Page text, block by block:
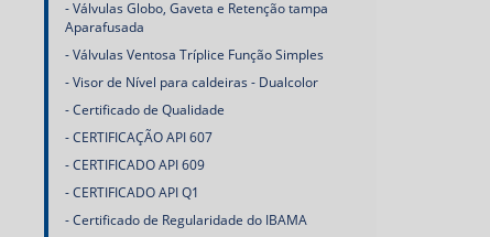
Válvulas Globo, Gaveta e Retenção tampa
Aparafusada
Válvulas Ventosa Tríplice Função Simples
Visor de Nível para caldeiras - Dualcolor
Certificado de Qualidade
CERTIFICAÇÃO API 607
CERTIFICADO API 609
CERTIFICADO API Q1
Certificado de Regularidade do IBAMA